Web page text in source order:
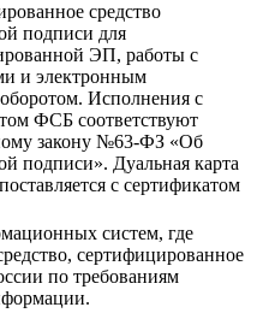
средство
подписи для
ЭП, работы с
и электронным
Исполнения с
ФСБ соответствуют
закону №63-ФЗ «Об
подписи». Дуальная карта
с сертификатом
систем, где
сертифицированное
по требованиям